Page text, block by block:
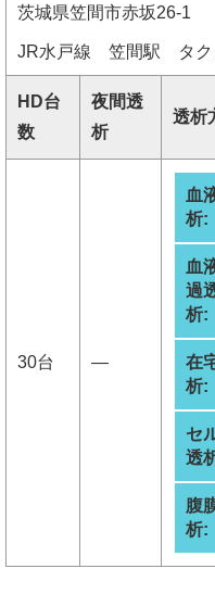
茨城県笠間市赤坂26-1
JR水戸線 笠間駅 タク
HD台
数
夜間透
析
透析
30台 ―
血
析:
血
過
析:
在
析:
セ
透
腹
析: